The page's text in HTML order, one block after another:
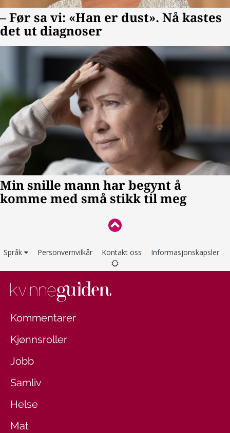
Språk Personvernvilkår Kontakt oss Informasjonskapsler
Kommentarer
Kjønnsroller
Jobb
Samliv
Helse
Mat